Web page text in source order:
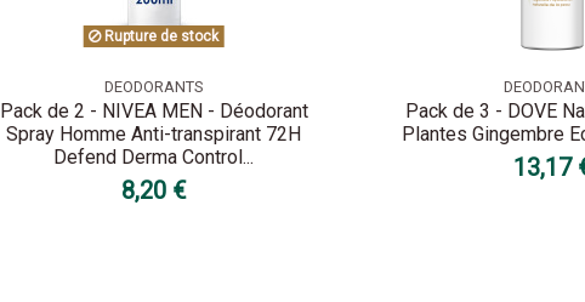
Rupture de stock
DEODORANTS
Pack de 2 - NIVEA MEN - Déodorant
Spray Homme Anti-transpirant 72H
Defend Derma Control...
8,20 €
Pack de 3 - DOVE
Plantes Gingembre
13,17